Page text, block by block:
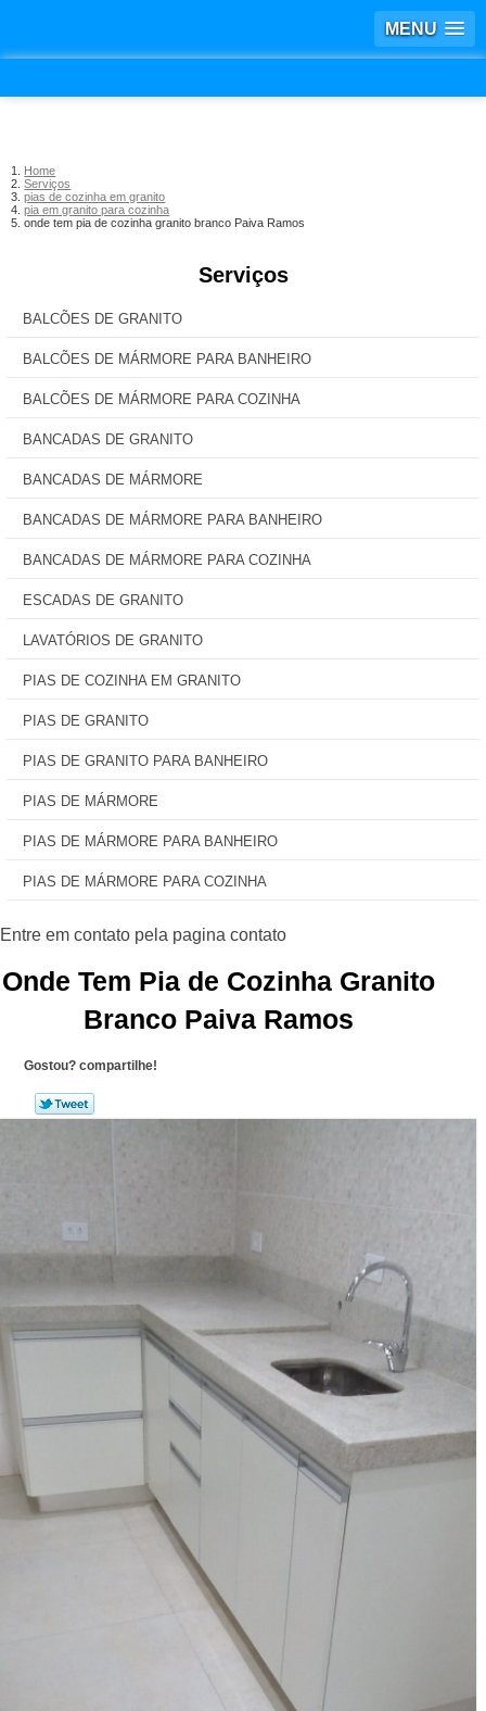
MENU
Home
Serviços
pias de cozinha em granito
pia em granito para cozinha
onde tem pia de cozinha granito branco Paiva Ramos
Serviços
BALCÕES DE GRANITO
BALCÕES DE MÁRMORE PARA BANHEIRO
BALCÕES DE MÁRMORE PARA COZINHA
BANCADAS DE GRANITO
BANCADAS DE MÁRMORE
BANCADAS DE MÁRMORE PARA BANHEIRO
BANCADAS DE MÁRMORE PARA COZINHA
ESCADAS DE GRANITO
LAVATÓRIOS DE GRANITO
PIAS DE COZINHA EM GRANITO
PIAS DE GRANITO
PIAS DE GRANITO PARA BANHEIRO
PIAS DE MÁRMORE
PIAS DE MÁRMORE PARA BANHEIRO
PIAS DE MÁRMORE PARA COZINHA
Onde Tem Pia de Cozinha Granito
Branco Paiva Ramos
Gostou? compartilhe!